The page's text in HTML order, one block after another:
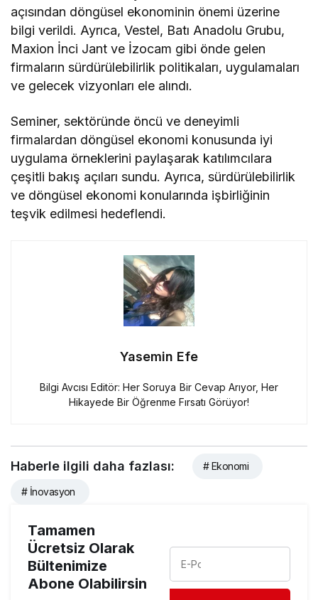
açısından döngüsel ekonominin önemi üzerine
bilgi verildi. Ayrıca, Vestel, Batı Anadolu Grubu,
Maxion İnci Jant ve İzocam gibi önde gelen
firmaların sürdürülebilirlik politikaları, uygulamaları
ve gelecek vizyonları ele alındı.
Seminer, sektöründe öncü ve deneyimli
firmalardan döngüsel ekonomi konusunda iyi
uygulama örneklerini paylaşarak katılımcılara
çeşitli bakış açıları sundu. Ayrıca, sürdürülebilirlik
ve döngüsel ekonomi konularında işbirliğinin
teşvik edilmesi hedeflendi.
Yasemin Efe
Bilgi Avcısı Editör: Her Soruya Bir Cevap Arıyor, Her
Hikayede Bir Öğrenme Fırsatı Görüyor!
Haberle ilgili daha fazlası: # Ekonomi
# İnovasyon
Tamamen
Ücretsiz Olarak
Bültenimize
Abone Olabilirsin